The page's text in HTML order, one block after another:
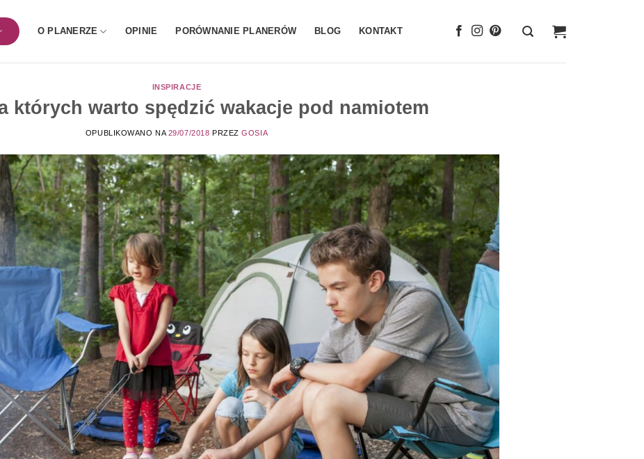
O PLANERZE OPINIE PORÓWNANIE PLANERÓW BLOG KONTAKT
INSPIRACJE
których warto spędzić wakacje pod namiotem
OPUBLIKOWANO NA 29/07/2018 PRZEZGOSIA